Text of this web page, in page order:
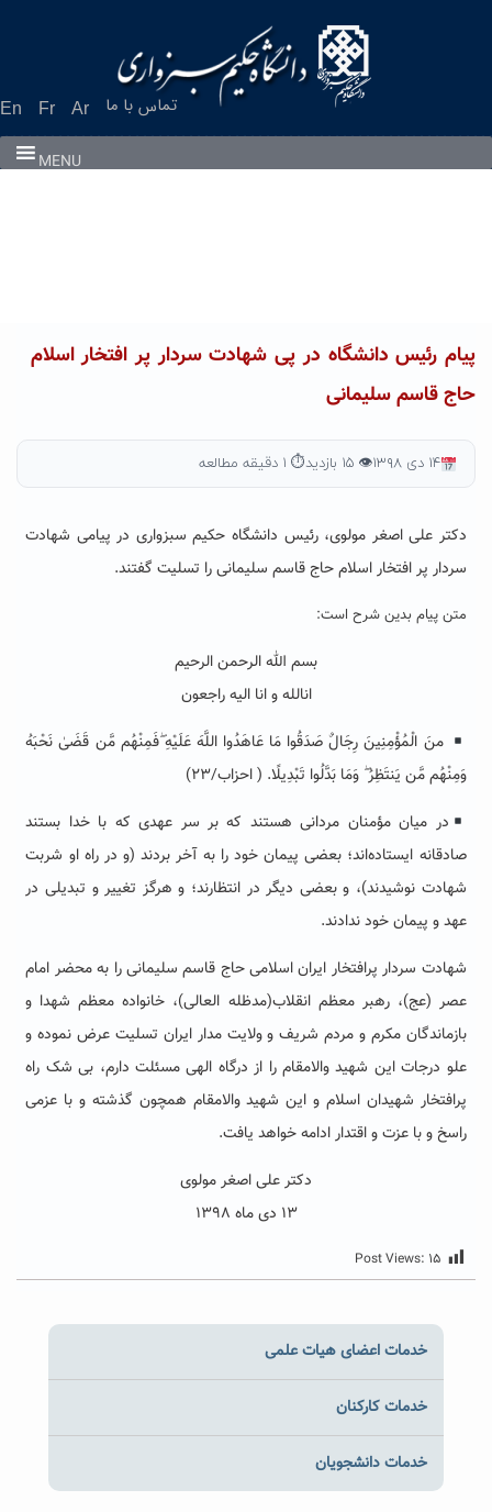
En Fr Ar تماس با ما
MENU
پیام رئیس دانشگاه در پی شهادت سردار پر افتخار اسلام
حاج قاسم سلیمانی
۱۴ دی ۱۳۹۸ 👁 ۱۵ بازدید ⏱ ۱ دقیقه مطالعه
دکتر علی اصغر مولوی، رئیس دانشگاه حکیم سبزواری در پیامی شهادت
سردار پر افتخار اسلام حاج قاسم سلیمانی را تسلیت گفتند.
متن پیام بدین شرح است:
بسم الله الرحمن الرحیم
انالله و انا الیه راجعون
منَ الْمُؤْمِنِینَ رِجَالٌ صَدَقُوا مَا عَاهَدُوا اللَّهَ عَلَیْهِ ۖفَمِنْهُم مَّن قَضَىٰ نَحْبَهُ
وَمِنْهُم مَّن یَنتَظِرُ ۖ وَمَا بَدَّلُوا تَبْدِیلًا. ( احزاب/۲۳)
در میان مؤمنان مردانی هستند که بر سر عهدی که با خدا بستند
صادقانه ایستاده‌اند؛ بعضی پیمان خود را به آخر بردند (و در راه او شربت
شهادت نوشیدند)، و بعضی دیگر در انتظارند؛ و هرگز تغییر و تبدیلی در
عهد و پیمان خود ندادند.
شهادت سردار پرافتخار ایران اسلامی حاج قاسم سلیمانی را به محضر امام
عصر (عج)، رهبر معظم انقلاب(مدظله العالی)، خانواده معظم شهدا و
بازماندگان مکرم و مردم شریف و ولایت مدار ایران تسلیت عرض نموده و
علو درجات این شهید والامقام را از درگاه الهی مسئلت دارم، بی شک راه
پرافتخار شهیدان اسلام و این شهید والامقام همچون گذشته و با عزمی
راسخ و با عزت و اقتدار ادامه خواهد یافت.
دکتر علی اصغر مولوی
۱۳ دی ماه ۱۳۹۸
Post Views: ۱۵
خدمات اعضای هیات علمی
خدمات کارکنان
خدمات دانشجویان